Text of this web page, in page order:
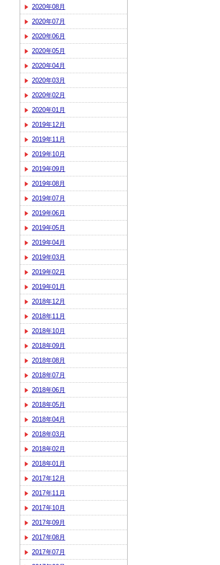
2020年08月
2020年07月
2020年06月
2020年05月
2020年04月
2020年03月
2020年02月
2020年01月
2019年12月
2019年11月
2019年10月
2019年09月
2019年08月
2019年07月
2019年06月
2019年05月
2019年04月
2019年03月
2019年02月
2019年01月
2018年12月
2018年11月
2018年10月
2018年09月
2018年08月
2018年07月
2018年06月
2018年05月
2018年04月
2018年03月
2018年02月
2018年01月
2017年12月
2017年11月
2017年10月
2017年09月
2017年08月
2017年07月